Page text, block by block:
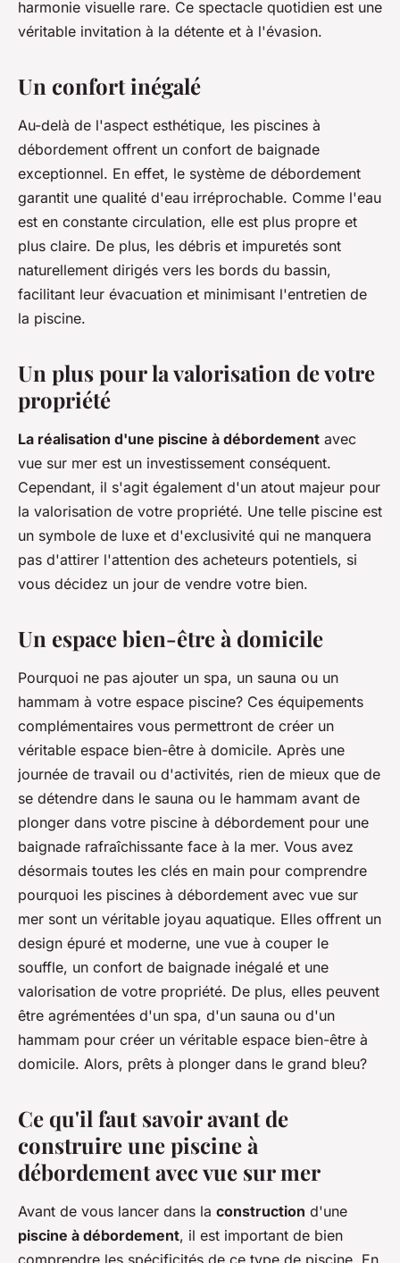
harmonie visuelle rare. Ce spectacle quotidien est une
véritable invitation à la détente et à l'évasion.
Un confort inégalé
Au-delà de l'aspect esthétique, les piscines à
débordement offrent un confort de baignade
exceptionnel. En effet, le système de débordement
garantit une qualité d'eau irréprochable. Comme l'eau
est en constante circulation, elle est plus propre et
plus claire. De plus, les débris et impuretés sont
naturellement dirigés vers les bords du bassin,
facilitant leur évacuation et minimisant l'entretien de
la piscine.
Un plus pour la valorisation de votre
propriété
La réalisation d'une piscine à débordement avec
vue sur mer est un investissement conséquent.
Cependant, il s'agit également d'un atout majeur pour
la valorisation de votre propriété. Une telle piscine est
un symbole de luxe et d'exclusivité qui ne manquera
pas d'attirer l'attention des acheteurs potentiels, si
vous décidez un jour de vendre votre bien.
Un espace bien-être à domicile
Pourquoi ne pas ajouter un spa, un sauna ou un
hammam à votre espace piscine? Ces équipements
complémentaires vous permettront de créer un
véritable espace bien-être à domicile. Après une
journée de travail ou d'activités, rien de mieux que de
se détendre dans le sauna ou le hammam avant de
plonger dans votre piscine à débordement pour une
baignade rafraîchissante face à la mer. Vous avez
désormais toutes les clés en main pour comprendre
pourquoi les piscines à débordement avec vue sur
mer sont un véritable joyau aquatique. Elles offrent un
design épuré et moderne, une vue à couper le
souffle, un confort de baignade inégalé et une
valorisation de votre propriété. De plus, elles peuvent
être agrémentées d'un spa, d'un sauna ou d'un
hammam pour créer un véritable espace bien-être à
domicile. Alors, prêts à plonger dans le grand bleu?
Ce qu'il faut savoir avant de
construire une piscine à
débordement avec vue sur mer
Avant de vous lancer dans la construction d'une
piscine à débordement, il est important de bien
comprendre les spécificités de ce type de piscine. En